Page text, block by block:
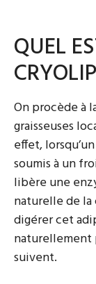
QUEL
On procède à
graisseuses
effet,
soumis à un
libère une
naturelle de la
digérer cet
naturellement
suivent.